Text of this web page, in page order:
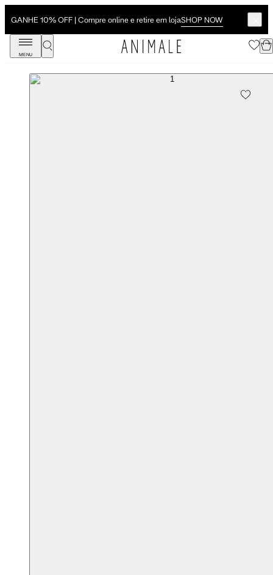
GANHE 10% OFF | Compre online e retire em lojaSHOP NOW
MENU